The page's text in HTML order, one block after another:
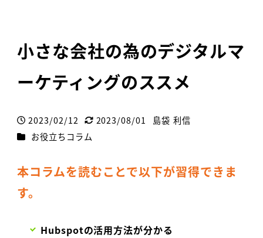
小さな会社の為のデジタルマ
ーケティングのススメ
投稿日
2023/02/12
更新日
2023/08/01
著
島袋 利信
カテゴリー
お役立ちコラム
本コラムを読むことで以下が習得できま
す。
Hubspotの活用方法が分かる